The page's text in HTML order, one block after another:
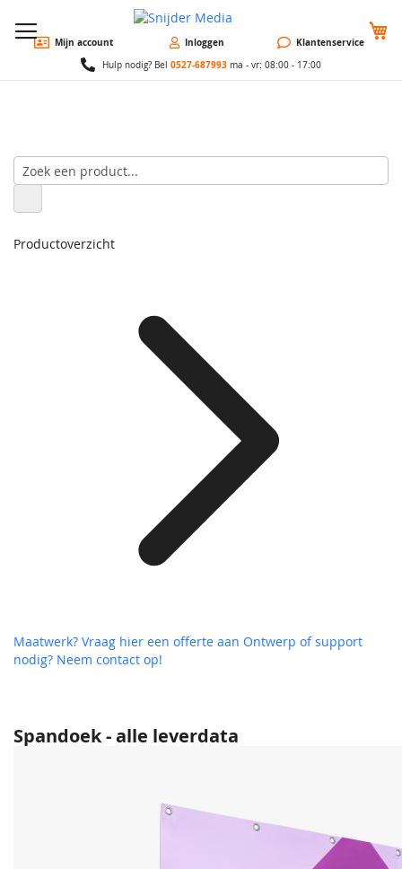
Mijn account Inloggen Klantenservice
Hulp nodig? Bel 0527-687993 ma - vr: 08:00 - 17:00
Spandoek - alle leverdata
Productoverzicht
Maatwerk? Vraag hier een offerte aan Ontwerp of support
nodig? Neem contact op!